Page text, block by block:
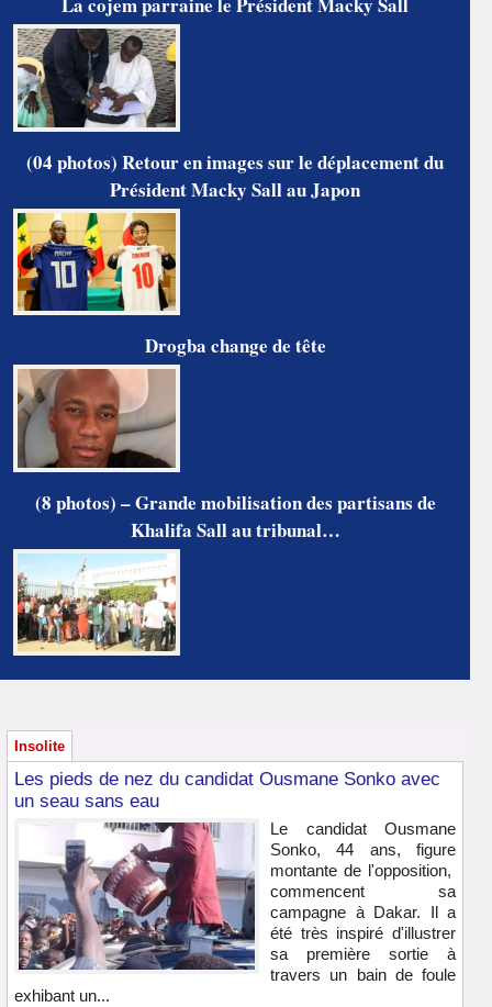
(04 photos) Retour en images sur le déplacement du
Président Macky Sall au Japon
Drogba change de tête
(8 photos) – Grande mobilisation des partisans de
Khalifa Sall au tribunal…
Insolite
Les pieds de nez du candidat Ousmane Sonko avec
un seau sans eau
Le candidat Ousmane
Sonko, 44 ans, figure
montante de l'opposition,
commencent sa
campagne à Dakar. Il a
été très inspiré d'illustrer
sa première sortie à
travers un bain de foule
exhibant un...